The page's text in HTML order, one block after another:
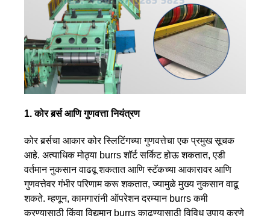
1. कोर बर्र्स आणि गुणवत्ता नियंत्रण
कोर बर्र्सचा आकार कोर स्लिटिंगच्या गुणवत्तेचा एक प्रमुख सूचक
आहे. अत्याधिक मोठ्या burrs शॉर्ट सर्किट होऊ शकतात, एडी
वर्तमान नुकसान वाढवू शकतात आणि स्टॅकच्या आकारावर आणि
गुणवत्तेवर गंभीर परिणाम करू शकतात, ज्यामुळे मुख्य नुकसान वाढू
शकते. म्हणून, कामगारांनी ऑपरेशन दरम्यान burrs कमी
करण्यासाठी किंवा विद्यमान burrs काढण्यासाठी विविध उपाय करणे